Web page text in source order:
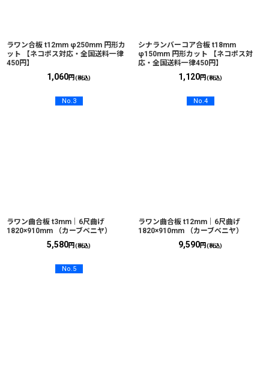
ラワン合板 t12mm φ250mm 円形カ
ット 【ネコポス対応・全国送料一律
450円】
1,060円(税込)
シナランバーコア合板 t18mm
φ150mm 円形カット 【ネコポス対
応・全国送料一律450円】
1,120円(税込)
No.3
ラワン曲合板 t3mm｜6尺曲げ
1820×910mm （カーブベニヤ）
5,580円(税込)
No.4
ラワン曲合板 t12mm｜6尺曲げ
1820×910mm （カーブベニヤ）
9,590円(税込)
No.5